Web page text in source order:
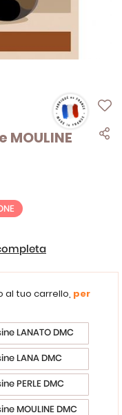
al tuo carrello, per
LANATO DMC
LANA DMC
PERLE DMC
MOULINE DMC